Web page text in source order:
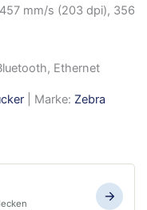
457 mm/s (203 dpi), 356
Ethernet
| Marke: Zebra